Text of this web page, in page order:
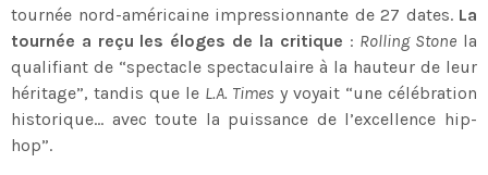
tournée nord-américaine impressionnante de 27 dates. La
tournée a reçu les éloges de la critique : Rolling Stone la
qualifiant de “spectacle spectaculaire à la hauteur de leur
héritage”, tandis que le L.A. Times y voyait “une célébration
historique… avec toute la puissance de l’excellence hip-
hop”.